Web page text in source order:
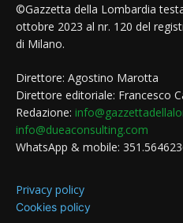
©Gazzetta della Lombardia
ottobre 2023 al nr. 120 del
di Milano.
Direttore: Agostino Marotta
Direttore editoriale: Francesco
Redazione:
info@dueaconsulting.com
WhatsApp & mobile:
Privacy policy
Cookies policy